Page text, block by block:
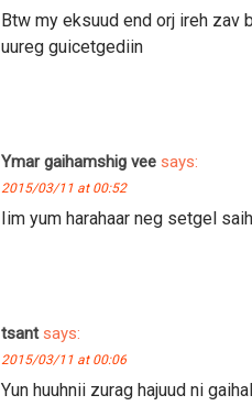
Btw my eksuud end orj ireh zav
uureg guicetgediin
Ymar gaihamshig vee says:
2015/03/11 at 00:52
Iim yum harahaar neg setgel
tsant says:
2015/03/11 at 00:06
Yun huuhnii zurag hajuud ni